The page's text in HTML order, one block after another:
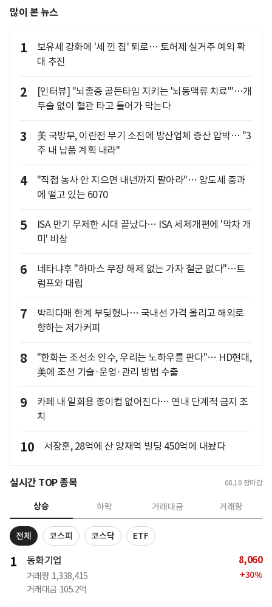
많이 본 뉴스
1
보유세 강화에 '세 낀 집' 퇴로… 토허제 실거주 예외 확
대 추진
2
[인터뷰] "뇌졸중 골든타임 지키는 '뇌동맥류 치료'"…개
두술 없이 혈관 타고 들어가 막는다
3
美 국방부, 이란전 무기 소진에 방산업체 증산 압박… "3
주 내 납품 계획 내라"
4
"직접 농사 안 지으면 내년까지 팔아라"… 양도세 중과
에 떨고 있는 6070
5
ISA 만기 무제한 시대 끝났다… ISA 세제개편에 '막차 개
미' 비상
6
네타냐후 "하마스 무장 해제 없는 가자 철군 없다"…트
럼프와 대립
7
박리다매 한계 부딪혔나… 국내선 가격 올리고 해외로
향하는 저가커피
8
"한화는 조선소 인수, 우리는 노하우를 판다"… HD현대,
美에 조선 기술·운영·관리 방법 수출
9
카페 내 일회용 종이컵 없어진다… 연내 단계적 금지 조
치
10 서장훈, 28억에 산 양재역 빌딩 450억에 내놨다
실시간 TOP 종목 08.10 장마감
상승 하락 거래대금 거래량
전체 코스피 코스닥 ETF
1 동화기업
거래량 1,338,415
거래대금 105.2억
8,060
+30%